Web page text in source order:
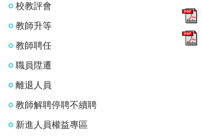
校教評會
教師升等
教師聘任
職員陞遷
離退人員
教師解聘停聘不續聘
新進人員權益專區